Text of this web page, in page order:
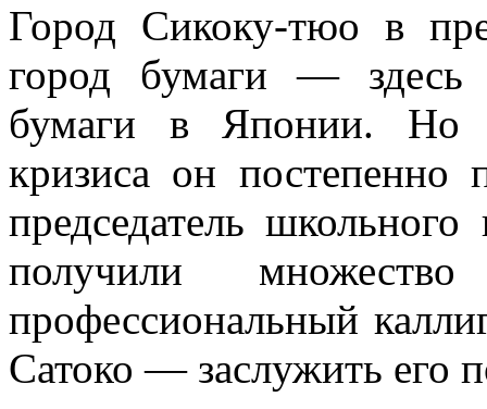
Город Сикоку-тюо в
город бумаги — здесь
бумаги в Японии. Но в
кризиса он
председатель
получили
профессиональный
Сатоко — заслужить его